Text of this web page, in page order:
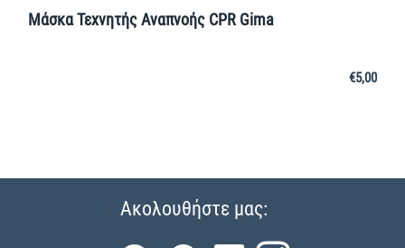
Μάσκα Τεχνητής Αναπνοής CPR Gima
€5,00
Ακολουθήστε μας: